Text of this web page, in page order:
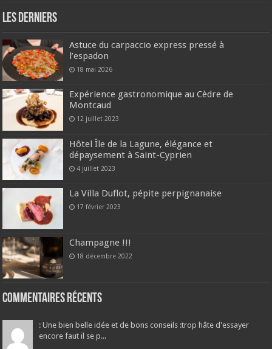
Les derniers
Astuce du carpaccio express pressé à
l’espadon
18 mai 2026
Expérience gastronomique au Cèdre de
Montcaud
12 juillet 2023
Hôtel Île de la Lagune, élégance et
dépaysement à Saint-Cyprien
4 juillet 2023
La Villa Duflot, pépite perpignanaise
17 février 2023
Champagne !!!
18 décembre 2022
Commentaires récents
: Une bien belle idée et de bons conseils :trop hâte d'essayer
encore faut il se p...